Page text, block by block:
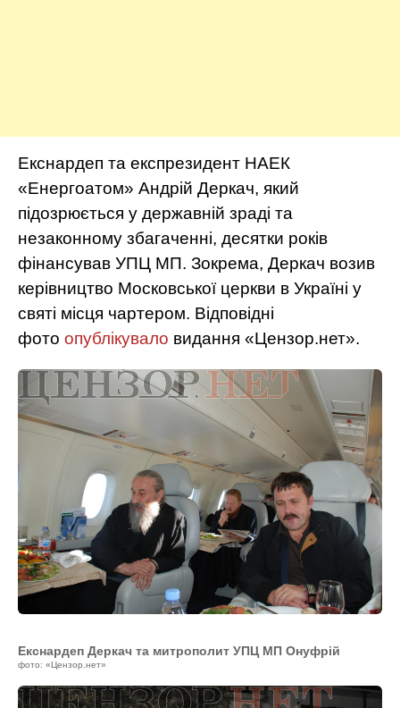
Екснардеп та експрезидент НАЕК
«Енергоатом» Андрій Деркач, який
підозрюється у державній зраді та
незаконному збагаченні, десятки років
фінансував УПЦ МП. Зокрема, Деркач возив
керівництво Московської церкви в Україні у
святі місця чартером. Відповідні
фото опублікувало видання «Цензор.нет».
Екснардеп Деркач та митрополит УПЦ МП Онуфрій
фото: «Цензор.нет»